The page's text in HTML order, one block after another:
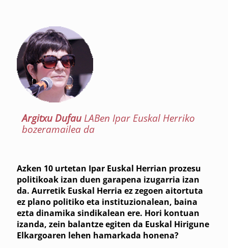
Argitxu Dufau LABen Ipar Euskal Herriko
bozeramailea da
Azken 10 urtetan Ipar Euskal Herrian prozesu
politikoak izan duen garapena izugarria izan
da. Aurretik Euskal Herria ez zegoen aitortuta
ez plano politiko eta instituzionalean, baina
ezta dinamika sindikalean ere. Hori kontuan
izanda, zein balantze egiten da Euskal Hirigune
Elkargoaren lehen hamarkada honena?